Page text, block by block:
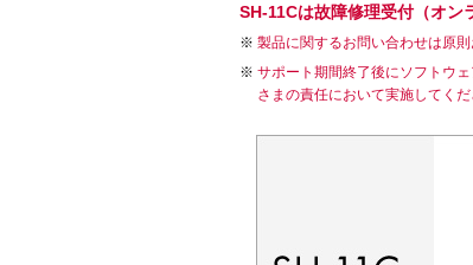
SH-11Cは故障修理受付（オン
製品に関するお問い合わせは原
サポート期間終了後にソフトウ
さまの責任において実施してくだ